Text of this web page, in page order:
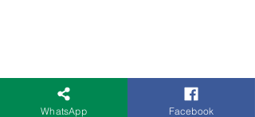
WhatsApp Facebook